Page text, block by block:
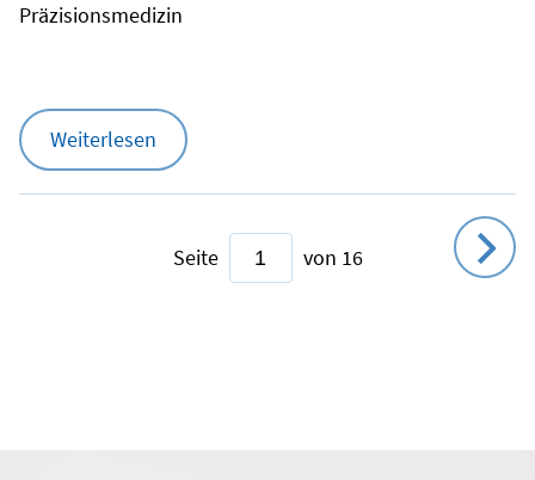
Präzisionsmedizin
Weiterlesen
Seite von 16